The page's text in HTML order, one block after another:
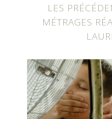
LES
MÉTRAGES